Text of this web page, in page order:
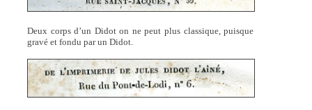
Deux corps d’un Didot on ne peut plus classique, puisque
gravé et fondu par un Didot.